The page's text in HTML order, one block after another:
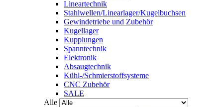
Lineartechnik
Stahlwellen/Linearlager/Kugelbuchsen
Gewindetriebe und Zubehör
Kugellager
Kupplungen
Spanntechnik
Elektronik
Absaugtechnik
Kühl-/Schmierstoffsysteme
CNC Zubehör
SALE
Alle